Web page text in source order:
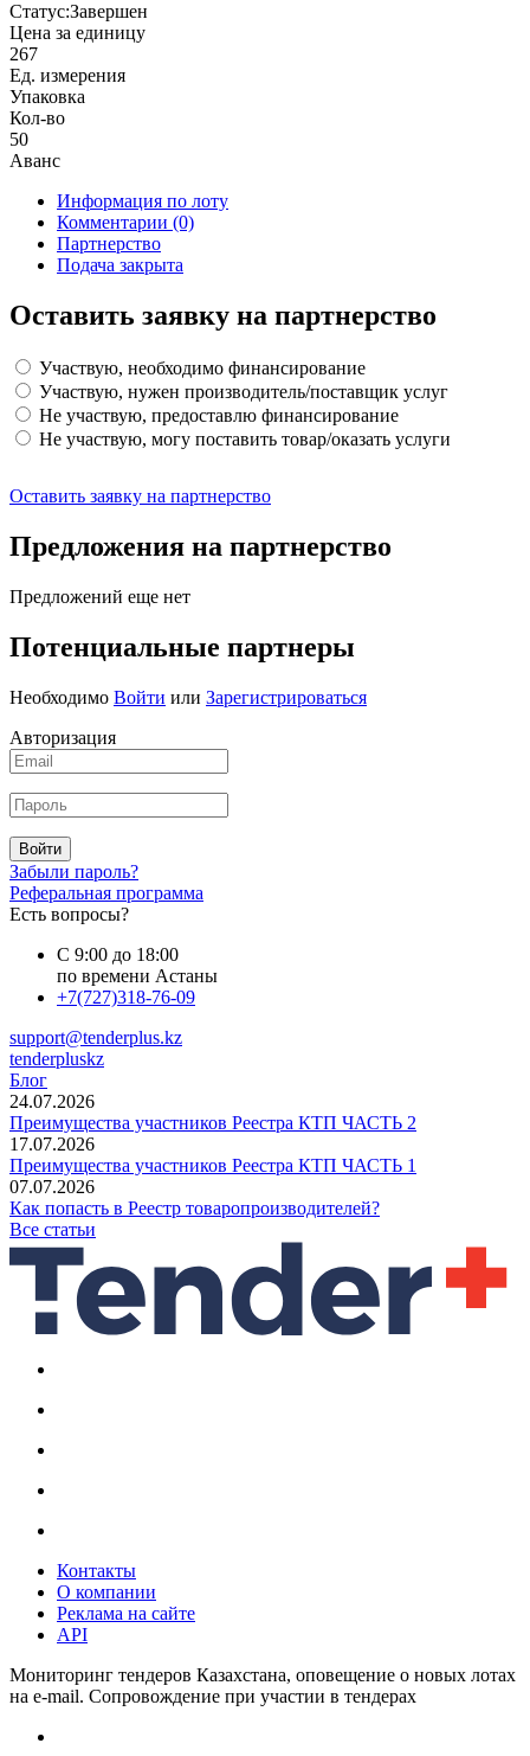
Статус:Завершен
Цена за единицу
267
Ед. измерения
Упаковка
Кол-во
50
Аванс
Информация по лоту
Комментарии (0)
Партнерство
Подача закрыта
Оставить заявку на партнерство
Участвую, необходимо финансирование
Участвую, нужен производитель/поставщик услуг
Не участвую, предоставлю финансирование
Не участвую, могу поставить товар/оказать услуги
Оставить заявку на партнерство
Предложения на партнерство
Предложений еще нет
Потенциальные партнеры
Необходимо Войти или Зарегистрироваться
Авторизация
Войти
Забыли пароль?
Реферальная программа
Есть вопросы?
С 9:00 до 18:00
по времени Астаны
+7(727)318-76-09
support@tenderplus.kz
tenderpluskz
Блог
24.07.2026
Преимущества участников Реестра КТП ЧАСТЬ 2
17.07.2026
Преимущества участников Реестра КТП ЧАСТЬ 1
07.07.2026
Как попасть в Реестр товаропроизводителей?
Все статьи
Контакты
О компании
Реклама на сайте
API
Мониторинг тендеров Казахстана, оповещение о новых лотах
на e-mail. Сопровождение при участии в тендерах